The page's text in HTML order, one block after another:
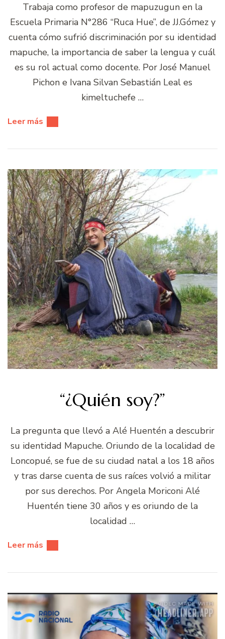
Trabaja como profesor de mapuzugun en la
Escuela Primaria N°286 “Ruca Hue”, de JJ.Gómez y
cuenta cómo sufrió discriminación por su identidad
mapuche, la importancia de saber la lengua y cuál
es su rol actual como docente. Por José Manuel
Pichon e Ivana Silvan Sebastián Leal es
kimeltuchefe …
Leer más
“¿Quién soy?”
La pregunta que llevó a Alé Huentén a descubrir
su identidad Mapuche. Oriundo de la localidad de
Loncopué, se fue de su ciudad natal a los 18 años
y tras darse cuenta de sus raíces volvió a militar
por sus derechos. Por Angela Moriconi Alé
Huentén tiene 30 años y es oriundo de la
localidad …
Leer más